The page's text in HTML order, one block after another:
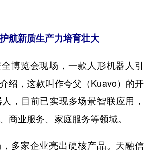
航新质生产力培育壮大
博览会现场，一款人形机器人引
绍，这款叫作夸父（Kuavo）的开
，目前已实现多场景智联应用，
商业服务、家庭服务等领域。
多家企业亮出硬核产品。天融信